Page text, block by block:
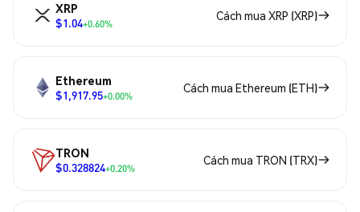
XRP
$1.04+0.60%
Cách mua XRP (XRP)
Ethereum
$1,917.95+0.00%
Cách mua Ethereum (ETH)
TRON
$0.328824+0.20%
Cách mua TRON (TRX)